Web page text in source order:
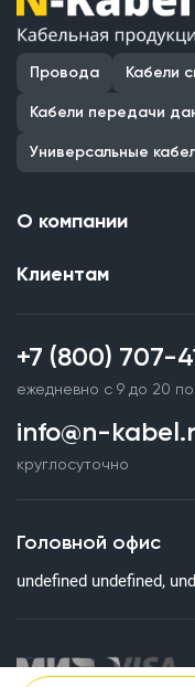
Провода Кабели
Кабели передачи
Универсальные
О компании
Контакты
Наши объекты
Партнерство
Документы и
Клиентам
Производство
Срочное
Оплата и
Гарантия качества
Статьи
Вопросы и
+7 (800) 707-
ежедневно с 9 до 20
info@n-
круглосуточно
Головной офис
undefined undefined,